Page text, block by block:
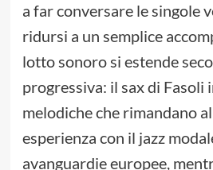
a far conversare le singole
ridursi a un semplice
lotto sonoro si estende
progressiva: il sax di Fasoli
melodiche che rimandano
esperienza con il jazz
avanguardie europee,